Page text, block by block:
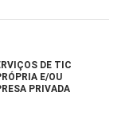
DE TIC
E/OU
PRIVADA